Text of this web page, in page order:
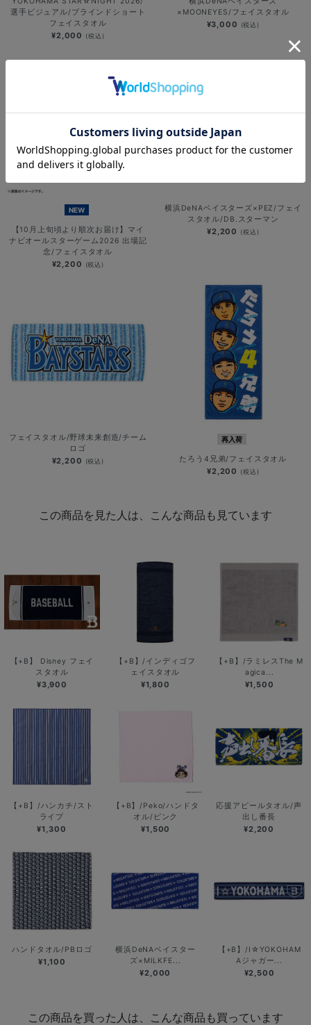
選手ビジュアル/ブラインドショート
フェイスタオル
¥2,000 (税込)
×MOONEYES/フェイスタオル
¥3,000 (税込)
NEW
【10月上旬頃より順次お届け】マイ
ナビオールスターゲーム2026 出場記
念/フェイスタオル
¥2,200 (税込)
横浜DeNAベイスターズ×PEZ/フェイ
スタオル/DB.スターマン
¥2,200 (税込)
フェイスタオル/野球未来創造/チーム
ロゴ
¥2,200 (税込)
再入荷
たろう4兄弟/フェイスタオル
¥2,200 (税込)
この商品を見た人は、こんな商品も見ています
【+B】 Disney フェイ
スタオル
¥3,900
【+B】/インディゴフ
ェイスタオル
¥1,800
【+B】/ラミレスThe M
agica...
¥1,500
【+B】/ハンカチ/スト
ライプ
¥1,300
【+B】/Peko/ハンドタ
オル/ピンク
¥1,500
応援アピールタオル/声
出し番長
¥2,200
ハンドタオル/PBロゴ
¥1,100
横浜DeNAベイスター
ズ×MILKFE...
¥2,000
【+B】/I☆YOKOHAM
Aジャガー...
¥2,500
この商品を買った人は、こんな商品も買っています